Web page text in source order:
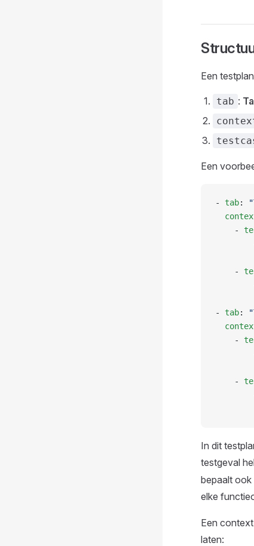
Een
tab :
Een
- tab:
    -
    -
- tab:
    -
    -
In dit
testgeval
bepaalt
elke
Een
laten: